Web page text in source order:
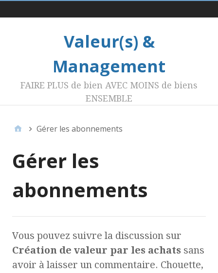
Menu 1
Valeur(s) &
Management
FAIRE PLUS de bien AVEC MOINS de biens
ENSEMBLE
Gérer les abonnements
Gérer les
abonnements
Vous pouvez suivre la discussion sur
Création de valeur par les achats sans
avoir à laisser un commentaire. Chouette,